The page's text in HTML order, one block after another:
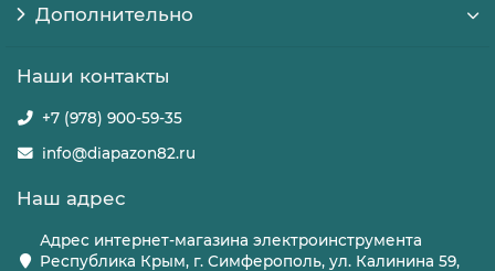
Дополнительно
Наши контакты
+7 (978) 900-59-35
info@diapazon82.ru
Наш адрес
Адрес интернет-магазина электроинструмента
Республика Крым, г. Симферополь, ул. Калинина 59,